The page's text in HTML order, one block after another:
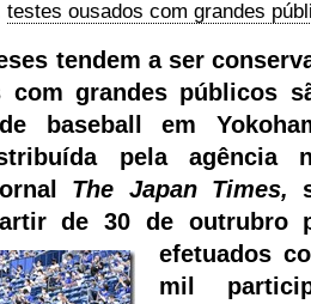
testes ousados com grandes
tendem a ser
com grandes públicos
baseball em
pela agência
The Japan Times,
de 30 de outrubro
efetuados
mil